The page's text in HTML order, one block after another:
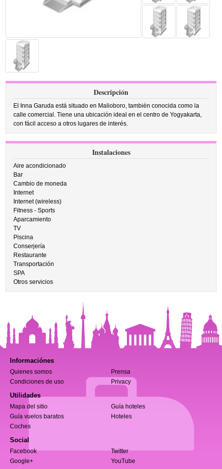
Descripción
El Inna Garuda está situado en Malioboro, también conocida como la
calle comercial. Tiene una ubicación ideal en el centro de Yogyakarta,
con fácil acceso a otros lugares de interés.
Instalaciones
Aire acondicionado
Bar
Cambio de moneda
Internet
Internet (wireless)
Fitness - Sports
Aparcamiento
TV
Piscina
Conserjería
Restaurante
Transportación
SPA
Otros servicios
Informaciónes
Quienes somos
Prensa
Condiciones de uso
Privacy
Utilidades
Mapa del sitio
Guía hoteles
Guía vuelos baratos
Hoteles
Coches
Social
Facebook
Twitter
Google+
YouTube